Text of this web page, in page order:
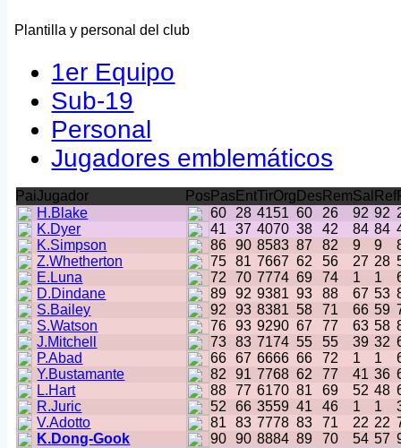
Plantilla y personal del club
1er Equipo
Sub-19
Personal
Jugadores emblemáticos
PaiJugador Pos Pas EntTirOrg Des RemSal Ref
H.Blake
60 28 4151 60 26 92 92
K.Dyer
41 37 4070 38 42 84 84
K.Simpson
86 90 8583 87 82 9 9
Z.Whetherton
75 81 7667 62 56 27 28
E.Luna
72 70 7774 69 74 1 1
D.Dindane
89 92 9381 93 88 67 53
S.Bailey
92 93 8381 58 71 66 59
S.Watson
76 93 9290 67 77 63 58
J.Mitchell
73 83 7174 55 55 39 32
P.Abad
66 67 6666 66 72 1 1
Y.Bustamante
82 91 7768 62 77 41 36
L.Hart
88 77 6170 81 69 52 48
R.Juric
52 66 3559 41 46 1 1
V.Adotto
81 83 7778 83 71 22 22
K.Dong-Gook
90 90 8884 89 70 54 57